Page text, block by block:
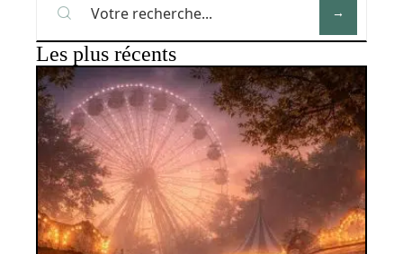
Les plus récents